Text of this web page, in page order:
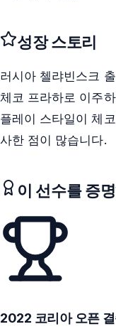
성장 스토리
러시아 첼랴빈스크
체코 프라하로 이주
플레이 스타일이 체
사한 점이 많습니다.
이 선수를 증
2022 코리아 오픈